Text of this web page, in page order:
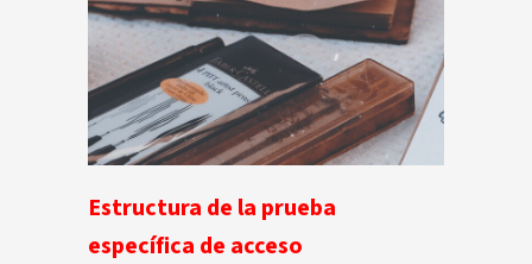
Estructura de la prueba
específica de acceso